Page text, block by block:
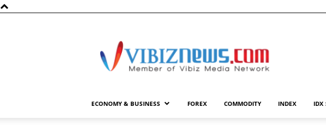
ECONOMY & BUSINESS FOREX COMMODITY INDEX IDX